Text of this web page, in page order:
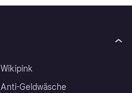
Wikipink
Anti-Geldwäsche